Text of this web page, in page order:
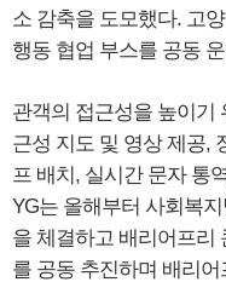
소 감축을 도모했다. 고
행동 협업 부스를 공동
관객의 접근성을 높이기
근성 지도 및 영상 제공,
프 배치, 실시간 문자 통
YG는 올해부터 사회복
을 체결하고 배리어프리
를 공동 추진하며 배리